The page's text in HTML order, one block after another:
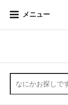
メニュー